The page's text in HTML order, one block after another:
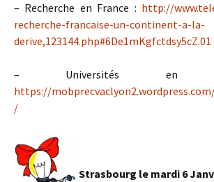
– Recherche en France : http://
recherche-francaise-un-continent-a-la-
derive,123144.php#6De1mKgfctdsy5cZ.01
– Universités en
https://
/
Strasbourg le mardi 6